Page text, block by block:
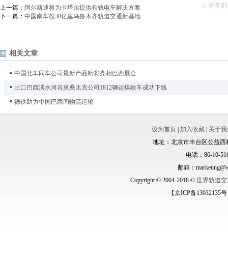
分享到
上一篇： 阿尔斯通将为卡塔尔提供有轨电车解决方案
下一篇： 中国南车投30亿建乌鲁木齐轨道交通新基地
相关文章
中国北车同车公司最新产品精彩亮相巴西展会
出口巴西淡水河谷莫桑比克公司1812辆运煤敞车成功下线
德铁助力中国巴西间物流运输
设为首页 加入收藏
关于
地址：北京市丰台区公益西
电话：86-10-
邮箱：
Copyright © 2004-2018 © 世界轨道
【京ICP备13032135